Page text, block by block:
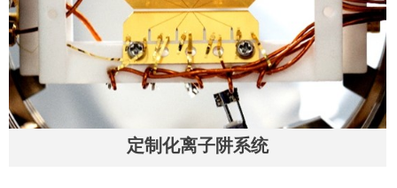
定制化离子阱系统